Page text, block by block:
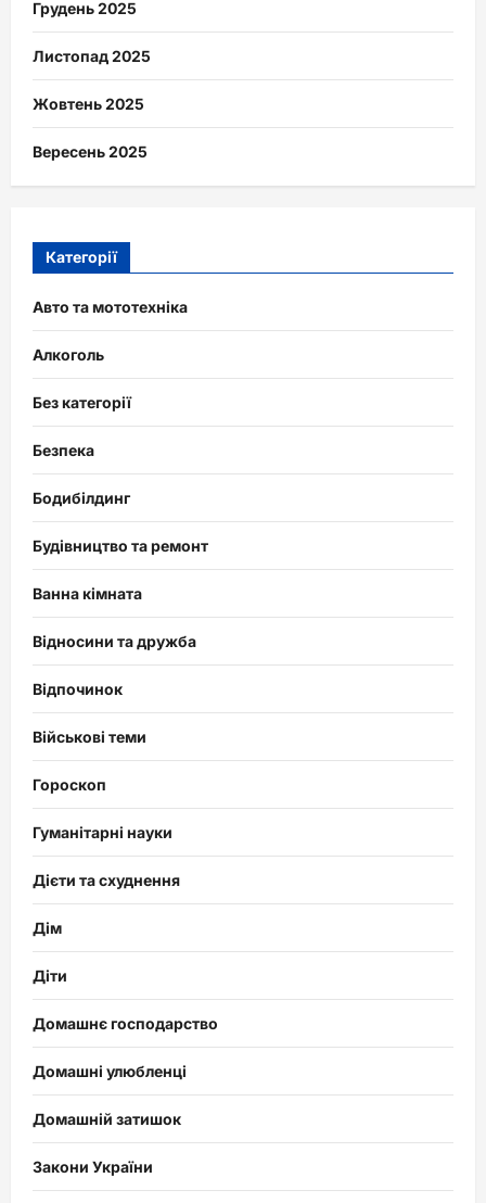
Грудень 2025
Листопад 2025
Жовтень 2025
Вересень 2025
Категорії
Авто та мототехніка
Алкоголь
Без категорії
Безпека
Бодибілдинг
Будівництво та ремонт
Ванна кімната
Відносини та дружба
Відпочинок
Військові теми
Гороскоп
Гуманітарні науки
Дієти та схуднення
Дім
Діти
Домашнє господарство
Домашні улюбленці
Домашній затишок
Закони України